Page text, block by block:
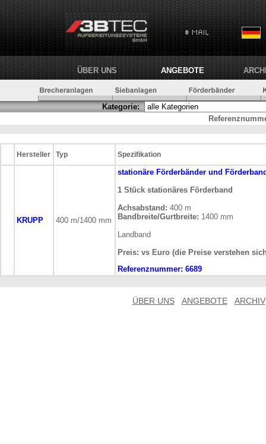
ÜBER UNS ANGEBOTE
Kategorie:
Hersteller Typ Spezifikation
KRUPP 400 m/1400 mm
stationäre Förderbänder und
1 Stück stationäres Förderband
Achsabstand: 400 m
Bandbreite/Gurtbreite: 1400 mm
Landband
Preis: vs Euro (die Preise verstehen
Referenznummer: 6689
ÜBER UNS ANGEBOTE ARCHIV